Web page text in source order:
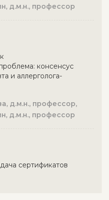
д.м.н., профессор
консенсус
и аллерголога-
д.м.н., профессор,
д.м.н., профессор
сертификатов